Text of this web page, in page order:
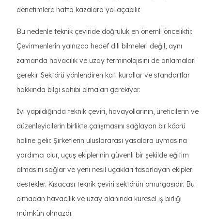
denetimlere hatta kazalara yol açabilir.
Bu nedenle teknik çeviride doğruluk en önemli önceliktir.
Çevirmenlerin yalnızca hedef dili bilmeleri değil, aynı
zamanda havacılık ve uzay terminolojisini de anlamaları
gerekir. Sektörü yönlendiren katı kurallar ve standartlar
hakkında bilgi sahibi olmaları gerekiyor.
İyi yapıldığında teknik çeviri, havayollarının, üreticilerin ve
düzenleyicilerin birlikte çalışmasını sağlayan bir köprü
haline gelir. Şirketlerin uluslararası yasalara uymasına
yardımcı olur, uçuş ekiplerinin güvenli bir şekilde eğitim
almasını sağlar ve yeni nesil uçakları tasarlayan ekipleri
destekler. Kısacası teknik çeviri sektörün omurgasıdır. Bu
olmadan havacılık ve uzay alanında küresel iş birliği
mümkün olmazdı.